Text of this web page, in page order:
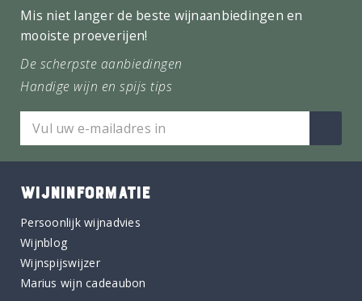
Mis niet langer de beste wijnaanbiedingen en
mooiste proeverijen!
De scherpste aanbiedingen
Handige wijn en spijs tips
WIJNINFORMATIE
Persoonlijk wijnadvies
Wijnblog
Wijnspijswijzer
Marius wijn cadeaubon